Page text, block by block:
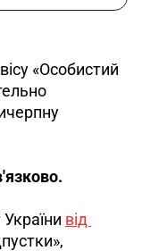
«Особистий
від